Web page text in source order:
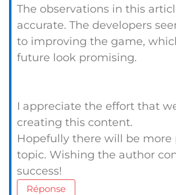
The observations in this
accurate. The developers
to improving the game,
future look promising.
I appreciate the effort that
creating this content.
Hopefully there will be more
topic. Wishing the author
success!
Réponse